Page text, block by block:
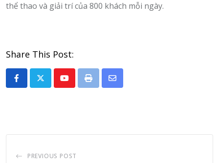
thể thao và giải trí của 800 khách mỗi ngày.
Share This Post:
YoutubePrint
Share
PREVIOUS POST